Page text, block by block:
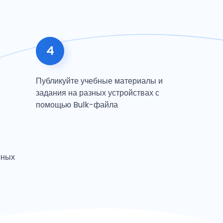
4
Публикуйте учебные материалы и
задания на разных устройствах с
помощью Bulk-файла